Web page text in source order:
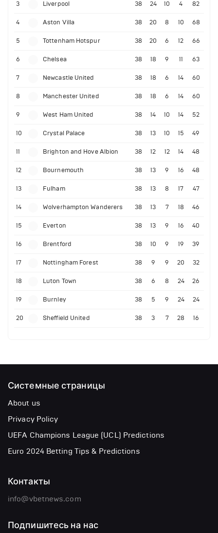
3 Liverpool 38 24 10 4 82
4 Aston Villa 38 20 8 10 68
5 Tottenham Hotspur 38 20 6 12 66
6 Chelsea 38 18 9 11 63
7 Newcastle United 38 18 6 14 60
8 Manchester United 38 18 6 14 60
9 West Ham United 38 14 10 14 52
10 Crystal Palace 38 13 10 15 49
11 Brighton and Hove Albion 38 12 12 14 48
12 Bournemouth 38 13 9 16 48
13 Fulham 38 13 8 17 47
14 Wolverhampton Wanderers 38 13 7 18 46
15 Everton 38 13 9 16 40
16 Brentford 38 10 9 19 39
17 Nottingham Forest 38 9 9 20 32
18 Luton Town 38 6 8 24 26
19 Burnley 38 5 9 24 24
20 Sheffield United 38 3 7 28 16
Системные страницы
About us
Privacy Policy
UEFA Champions League (UCL) Predictions
Euro 2024 Betting Tips & Predictions
Контакты
info@vbetnews.com
Подпишитесь на нас